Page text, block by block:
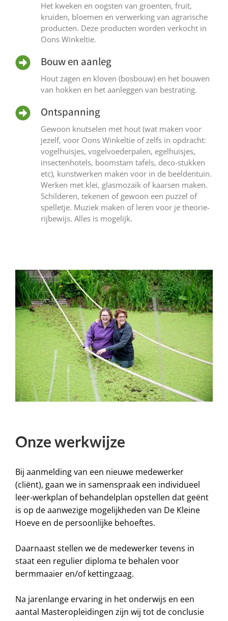
Het kweken en oogsten van groenten, fruit,
kruiden, bloemen en verwerking van agrarische
producten. Deze producten worden verkocht in
Oons Winkeltie.
Bouw en aanleg
Hout zagen en kloven (bosbouw) en het bouwen
van hokken en het aanleggen van bestrating.
Ontspanning
Gewoon knutselen met hout (wat maken voor
jezelf, voor Oons Winkeltie of zelfs in opdracht:
vogelhuisjes, vogelvoederpalen, egelhuisjes,
insectenhotels, boomstam tafels, deco-stukken
etc), kunstwerken maken voor in de beeldentuin.
Werken met klei, glasmozaïk of kaarsen maken.
Schilderen, tekenen of gewoon een puzzel of
spelletje. Muziek maken of leren voor je theorie-
rijbewijs. Alles is mogelijk.
Onze werkwijze
Bij aanmelding van een nieuwe medewerker
(cliënt), gaan we in samenspraak een individueel
leer-werkplan of behandelplan opstellen dat geënt
is op de aanwezige mogelijkheden van De Kleine
Hoeve en de persoonlijke behoeftes.
Daarnaast stellen we de medewerkertevens in
staat een regulier diploma te behalen voor
bermmaaier en/of kettingzaag.
Na jarenlange ervaring in het onderwijs en een
aantal Masteropleidingen zijn wij tot de conclusie